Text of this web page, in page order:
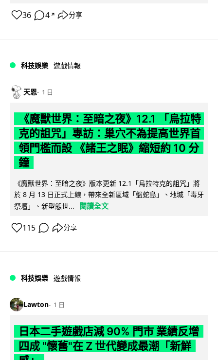
36 4 ↗ 分享
科技娛樂 遊戲情報
天恩 1 日
《魔獸世界：至暗之夜》12.1 「烏拉特
克的詛咒」專訪：巢穴不為提高世界首
領門檻而設 《諸王之眠》縮短約 10 分
鐘
《魔獸世界：至暗之夜》版本更新 12.1「烏拉特克的詛咒」將
於 8 月 13 日正式上線，帶來全新區域「盤蛇島」、地城「毒牙
祭壇」、新型態世...
閱讀全文
115 分享
科技娛樂 遊戲情報
Lawton 1 日
日本二手遊戲店減 90% 門市 業績反增
四成 "懷舊"在 Z 世代變成最潮「新鮮